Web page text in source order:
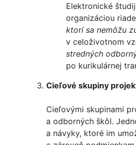
Elektronické
organizáciou
ktorí sa nemôžu
v celoživotnom
stredných
po kurikulárnej
Cieľové skupiny
Cieľovými skupinami
a odborných škôl.
a návyky, ktoré im